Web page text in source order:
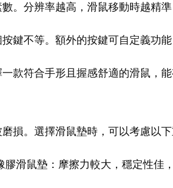
。分辨率越高，滑鼠移動時越精準
鍵不等。額外的按鍵可自定義功能
款符合手形且握感舒適的滑鼠，能
損。選擇滑鼠墊時，可以考慮以下
滑鼠墊：摩擦力較大，穩定性佳